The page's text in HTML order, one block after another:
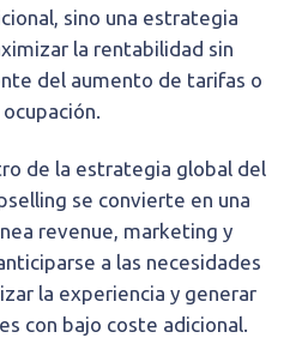
sino una estrategia
la rentabilidad sin
del aumento de tarifas o
de la estrategia global del
se convierte en una
revenue, marketing y
a las necesidades
la experiencia y generar
con bajo coste adicional.